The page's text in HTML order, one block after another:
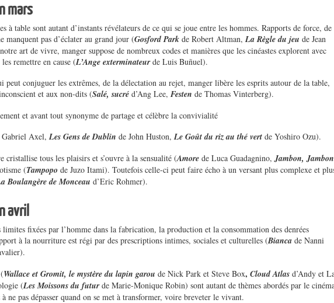
mars
à table sont autant d’instants révélateurs de ce qui se joue entre les hommes. Rapports de force, de
manquent pas d’éclater au grand jour (Gosford Park de Robert Altman, La Règle du jeu de Jean
art de vivre, manger suppose de nombreux codes et manières que les cinéastes explorent avec
remettre en cause (L’Ange exterminateurde Luis Buñuel).
peut conjuguer les extrêmes, de la délectation au rejet, manger libère les esprits autour de la table,
et aux non-dits (Salé, sucré d’Ang Lee, Festen de Thomas Vinterberg).
et avant tout synonyme de partage et célèbre la convivialité
Gabriel Axel,Les Gens de Dublin de John Huston,Le Goût du riz au thé vert de Yoshiro Ozu).
tous les plaisirs et s’ouvre à la sensualité (Amore de Luca Guadagnino, Jambon, Jambon
(Tampopo de Juzo Itami). Toutefois celle-ci peut faire écho à un versant plus complexe et
Boulangère de Monceau d’Eric Rohmer).
avril
fixées par l’homme dans la fabrication, la production et la consommation des denrées
à la nourriture est régi par des prescriptions intimes, sociales et culturelles (Bianca de Nanni
Wallace et Gromit, le mystère du lapin garou de Nick Park et Steve Box, Cloud Atlas d’Andy et
(Les Moissons du futurde Marie-Monique Robin) sont autant de thèmes abordés par le
ne pas dépasser quand on se met à transformer, voire breveter le vivant.